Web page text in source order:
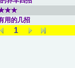
用的几招
1